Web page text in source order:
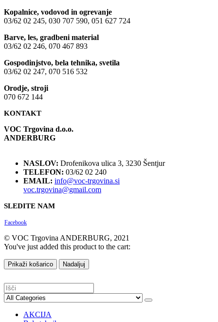
Kopalnice, vodovod in ogrevanje
03/62 02 245, 030 707 590, 051 627 724
Barve, les, gradbeni material
03/62 02 246, 070 467 893
Gospodinjstvo, bela tehnika, svetila
03/62 02 247, 070 516 532
Orodje, stroji
070 672 144
KONTAKT
VOC Trgovina d.o.o.
ANDERBURG
NASLOV: Drofenikova ulica 3, 3230 Šentjur
TELEFON: 03/62 02 240
EMAIL: info@voc-trgovina.si
voc.trgovina@gmail.com
SLEDITE NAM
Facebook
© VOC Trgovina ANDERBURG, 2021
You've just added this product to the cart:
Prikaži košarico Nadaljuj
AKCIJA